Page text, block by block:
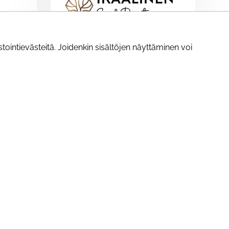
Joidenkin sisältöjen näyttäminen voi